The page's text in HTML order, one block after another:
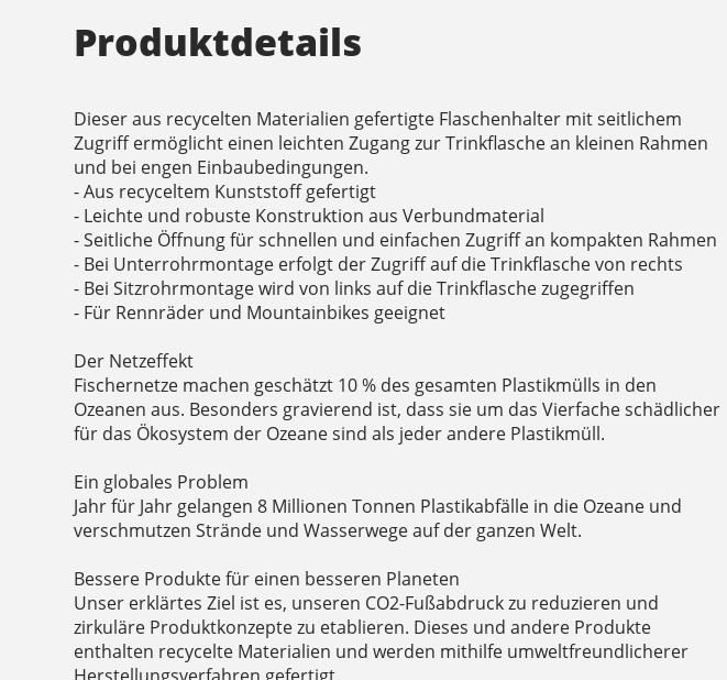
Produktdetails
Dieser aus recycelten Materialien gefertigte Flaschenhalter mit seitlichem
Zugriff ermöglicht einen leichten Zugang zur Trinkflasche an kleinen Rahmen
und bei engen Einbaubedingungen.
- Aus recyceltem Kunststoff gefertigt
- Leichte und robuste Konstruktion aus Verbundmaterial
- Seitliche Öffnung für schnellen und einfachen Zugriff an kompakten Rahmen
- Bei Unterrohrmontage erfolgt der Zugriff auf die Trinkflasche von rechts
- Bei Sitzrohrmontage wird von links auf die Trinkflasche zugegriffen
- Für Rennräder und Mountainbikes geeignet
Der Netzeffekt
Fischernetze machen geschätzt 10 % des gesamten Plastikmülls in den
Ozeanen aus. Besonders gravierend ist, dass sie um das Vierfache schädlicher
für das Ökosystem der Ozeane sind als jeder andere Plastikmüll.
Ein globales Problem
Jahr für Jahr gelangen 8 Millionen Tonnen Plastikabfälle in die Ozeane und
verschmutzen Strände und Wasserwege auf der ganzen Welt.
Bessere Produkte für einen besseren Planeten
Unser erklärtes Ziel ist es, unseren CO2-Fußabdruck zu reduzieren und
zirkuläre Produktkonzepte zu etablieren. Dieses und andere Produkte
enthalten recycelte Materialien und werden mithilfe umweltfreundlicherer